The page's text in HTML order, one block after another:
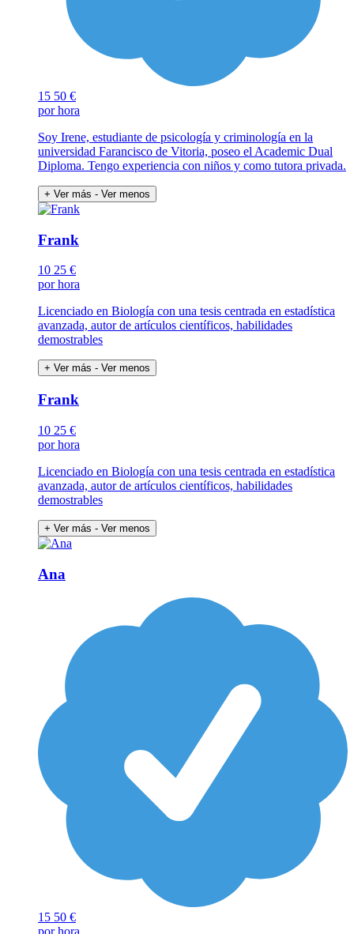
15 50 €
por hora
Soy Irene, estudiante de psicología y criminología en la
universidad Farancisco de Vitoria, poseo el Academic Dual
Diploma. Tengo experiencia con niños y como tutora privada.
+ Ver más - Ver menos
Frank
10 25 €
por hora
Licenciado en Biología con una tesis centrada en estadística
avanzada, autor de artículos científicos, habilidades
demostrables
+ Ver más - Ver menos
Frank
10 25 €
por hora
Licenciado en Biología con una tesis centrada en estadística
avanzada, autor de artículos científicos, habilidades
demostrables
+ Ver más - Ver menos
Ana
15 50 €